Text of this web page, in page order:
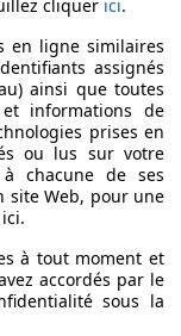
cliquer ici.
en ligne similaires
assignés
ainsi que toutes
informations de
prises en
ou lus sur votre
chacune de ses
site Web, pour une
à tout moment et
accordés par le
sous la